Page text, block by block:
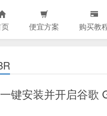
便宜方案 购买教
键安装并开启谷歌